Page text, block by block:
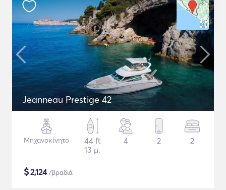
Jeanneau Prestige 42
Μηχανοκίνητο
44 ft
13 μ.
4 2 2
$2,124/βραδιά